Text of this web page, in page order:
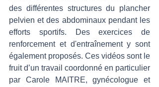
des différentes structures du plancher
pelvien et des abdominaux pendant les
efforts sportifs. Des exercices de
renforcement et d'entraînement y sont
également proposés. Ces vidéos sont le
fruit d’un travail coordonné en particulier
par Carole MAITRE, gynécologue et